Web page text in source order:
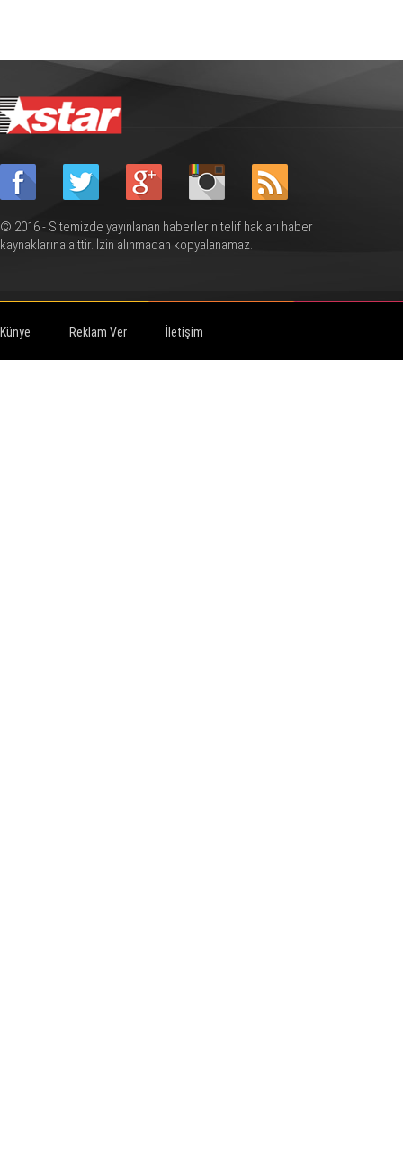
© 2016 - Sitemizde yayınlanan haberlerin telif hakları haber
kaynaklarına aittir. İzin alınmadan kopyalanamaz.
Künye Reklam Ver İletişim